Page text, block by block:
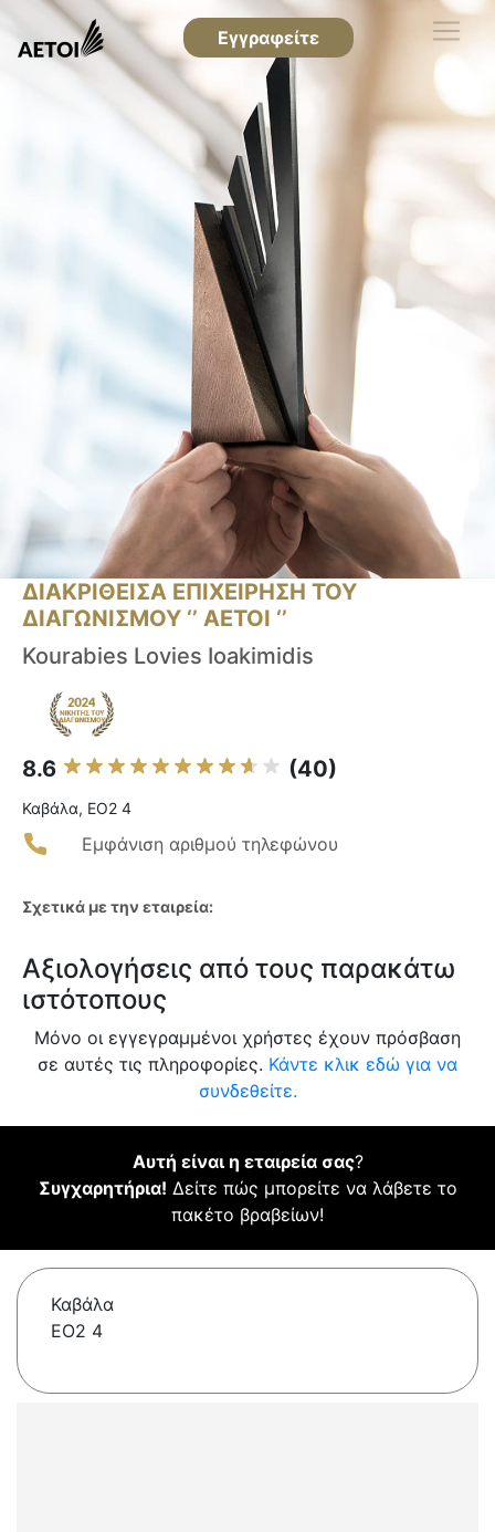
Εγγραφείτε
ΔΙΑΚΡΙΘΕΙΣΑ ΕΠΙΧΕΙΡΗΣΗ ΤΟΥ
ΔΙΑΓΩΝΙΣΜΟΥ ‘’ ΑΕΤΟΙ ‘’
Kourabies Lovies Ioakimidis
8.6 (40)
Καβάλα, ΕΟ2 4
Εμφάνιση αριθμού τηλεφώνου
Σχετικά με την εταιρεία:
Αξιολογήσεις από τους παρακάτω
ιστότοπους
Μόνο οι εγγεγραμμένοι χρήστες έχουν πρόσβαση
σε αυτές τις πληροφορίες. Κάντε κλικ εδώ για να
συνδεθείτε.
Αυτή είναι η εταιρεία σας?
Συγχαρητήρια! Δείτε πώς μπορείτε να λάβετε το
πακέτο βραβείων!
Καβάλα
ΕΟ2 4